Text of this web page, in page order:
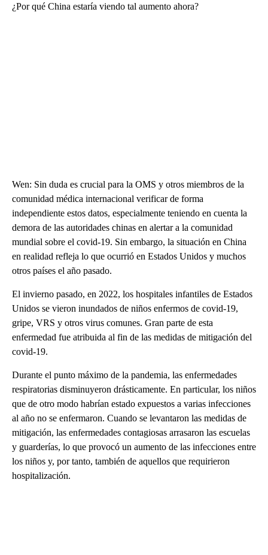
¿Por qué China estaría viendo tal aumento ahora?
Wen: Sin duda es crucial para la OMS y otros miembros de la
comunidad médica internacional verificar de forma
independiente estos datos, especialmente teniendo en cuenta la
demora de las autoridades chinas en alertar a la comunidad
mundial sobre el covid-19. Sin embargo, la situación en China
en realidad refleja lo que ocurrió en Estados Unidos y muchos
otros países el año pasado.
El invierno pasado, en 2022, los hospitales infantiles de Estados
Unidos se vieron inundados de niños enfermos de covid-19,
gripe, VRS y otros virus comunes. Gran parte de esta
enfermedad fue atribuida al fin de las medidas de mitigación del
covid-19.
Durante el punto máximo de la pandemia, las enfermedades
respiratorias disminuyeron drásticamente. En particular, los niños
que de otro modo habrían estado expuestos a varias infecciones
al año no se enfermaron. Cuando se levantaron las medidas de
mitigación, las enfermedades contagiosas arrasaron las escuelas
y guarderías, lo que provocó un aumento de las infecciones entre
los niños y, por tanto, también de aquellos que requirieron
hospitalización.